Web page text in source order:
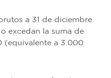
a 31 de diciembre
excedan la suma de
(equivalente a 3.000